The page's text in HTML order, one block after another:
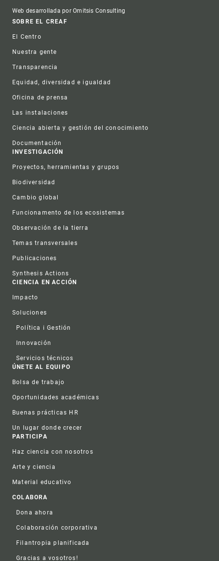
Web desarrollada por Omitsis Consulting
Footer
SOBRE EL CREAF
El Centro
Nuestra gente
Transparencia
Equidad, diversidad e igualdad
Oficina de prensa
Las instalaciones
Ciencia abierta y gestión del conocimiento
Documentación
INVESTIGACIÓN
Proyectos, herramientas y grupos
Biodiversidad
Cambio global
Funcionamento de los ecosistemas
Observación de la tierra
Temas transversales
Publicaciones
Synthesis Actions
CIENCIA EN ACCIÓN
Impacto
Soluciones
Política i Gestión
Innovación
Servicios técnicos
ÚNETE AL EQUIPO
Bolsa de trabajo
Oportunidades académicas
Buenas prácticas HR
Un lugar donde crecer
PARTICIPA
Haz ciencia con nosotros
Arte y ciencia
Material educativo
COLABORA
Dona ahora
Colaboración corporativa
Filantropia planificada
Gracias a vosotros!